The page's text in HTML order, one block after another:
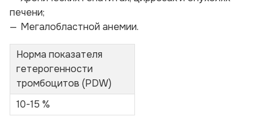
печени;
Мегалобластной анемии.
Норма показателя
гетерогенности
тромбоцитов (PDW)
10-15 %